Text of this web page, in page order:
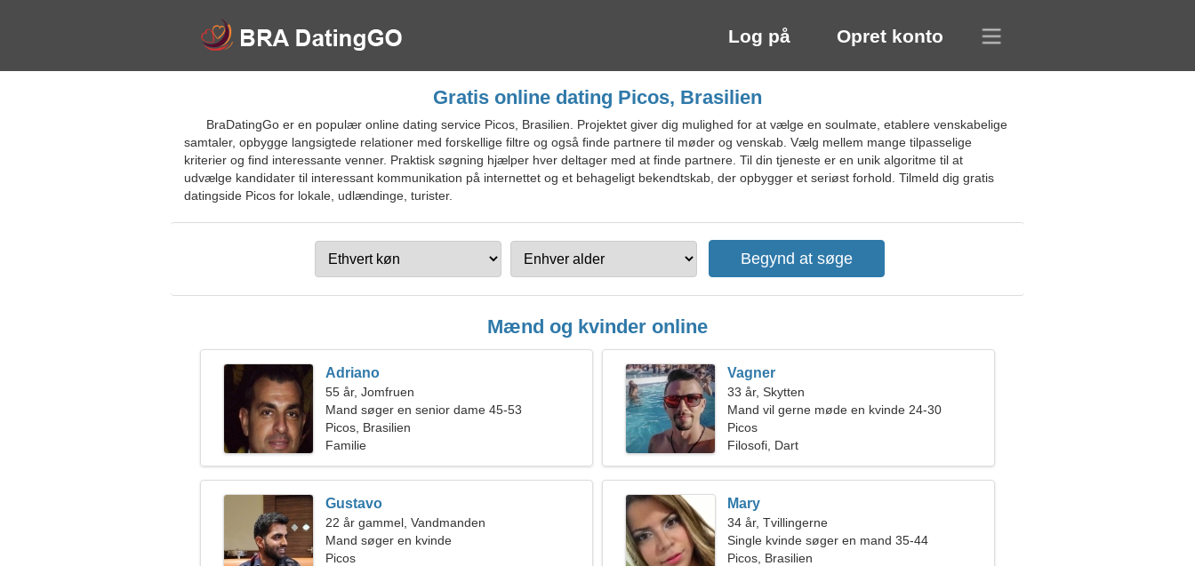
Log på Opret konto
Gratis online dating Picos, Brasilien
BraDatingGo er en populær online dating service Picos, Brasilien. Projektet giver dig mulighed for at vælge en soulmate, etablere venskabelige
samtaler, opbygge langsigtede relationer med forskellige filtre og også finde partnere til møder og venskab. Vælg mellem mange tilpasselige
kriterier og find interessante venner. Praktisk søgning hjælper hver deltager med at finde partnere. Til din tjeneste er en unik algoritme til at
udvælge kandidater til interessant kommunikation på internettet og et behageligt bekendtskab, der opbygger et seriøst forhold. Tilmeld dig gratis
datingside Picos for lokale, udlændinge, turister.
Mænd og kvinder online
Adriano
55 år, Jomfruen
Mand søger en senior dame 45-53
Picos, Brasilien
Familie
Vagner
33 år, Skytten
Mand vil gerne møde en kvinde 24-30
Picos
Filosofi, Dart
Gustavo
22 år gammel, Vandmanden
Mand søger en kvinde
Picos
Mary
34 år, Tvillingerne
Single kvinde søger en mand 35-44
Picos, Brasilien